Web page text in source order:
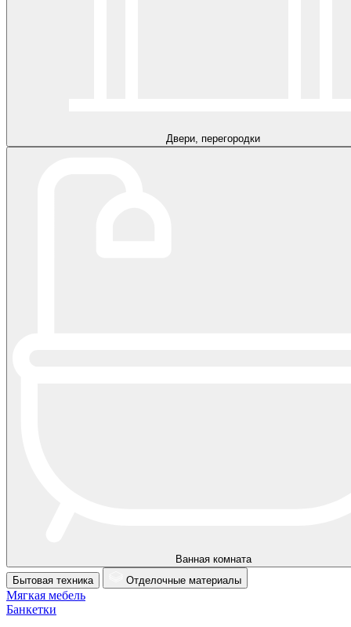
Двери, перегородки
Ванная комната
Бытовая техника
Отделочные материалы
Мягкая мебель
Банкетки